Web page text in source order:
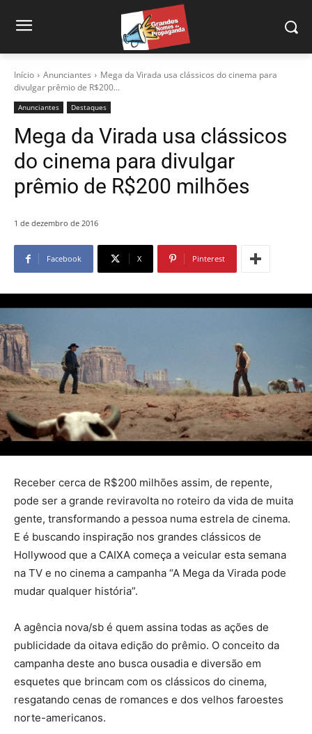
Início Anunciantes
Mega da Virada usa clássicos do cinema para
divulgar prêmio de R$200...
Anunciantes Destaques
Mega da Virada usa clássicos
do cinema para divulgar
prêmio de R$200 milhões
1 de dezembro de 2016
Facebook X Pinterest
Receber cerca de R$200 milhões assim, de repente,
pode ser a grande reviravolta no roteiro da vida de muita
gente, transformando a pessoa numa estrela de cinema.
E é buscando inspiração nos grandes clássicos de
Hollywood que a CAIXA começa a veicular esta semana
na TV e no cinema a campanha “A Mega da Virada pode
mudar qualquer história”.
A agência nova/sb é quem assina todas as ações de
publicidade da oitava edição do prêmio. O conceito da
campanha deste ano busca ousadia e diversão em
esquetes que brincam com os clássicos do cinema,
resgatando cenas de romances e dos velhos faroestes
norte-americanos.